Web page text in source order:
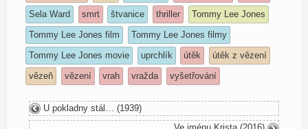
Sela Ward
smrt štvanice thriller
Tommy Lee Jones
Tommy Lee Jones film
Tommy Lee Jones filmy
Tommy Lee Jones movie
uprchlík útěk
útěk z vězení
vězeň
vězení vrah vražda vyšetřování
U pokladny stál… (1939)